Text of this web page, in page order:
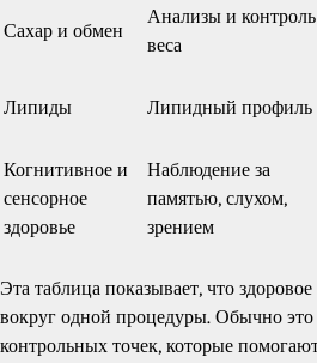
Сахар и обмен
Анализы и контроль
веса
Липиды Липидный профиль
Когнитивное и
сенсорное
здоровье
Наблюдение за
памятью, слухом,
зрением
Эта таблица показывает, что
вокруг одной процедуры. Обычно это
контрольных точек, которые